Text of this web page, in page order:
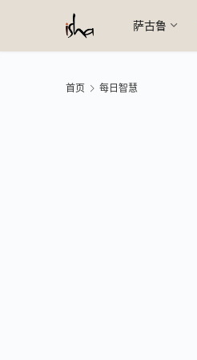
萨古鲁
首页 每日智慧